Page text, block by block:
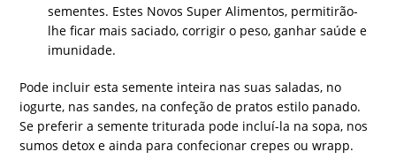
sementes. Estes Novos Super Alimentos, permitirão-
lhe ficar mais saciado, corrigir o peso, ganhar saúde e
imunidade.
Pode incluir esta semente inteira nas suas saladas, no
iogurte, nas sandes, na confeção de pratos estilo panado.
Se preferir a semente triturada pode incluí-la na sopa, nos
sumos detox e ainda para confecionar crepes ou wrapp.